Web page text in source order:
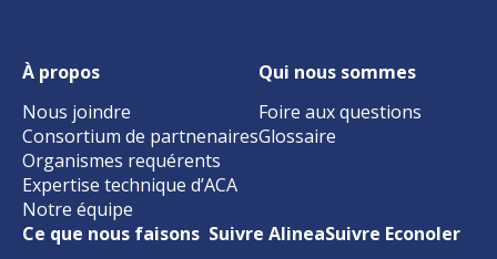
À propos
Nous joindre
Consortium de partnenaires
Organismes requérents
Expertise technique d’ACA
Notre équipe
Qui nous sommes
Foire aux questions
Glossaire
Ce que nous faisons Suivre AlineaSuivre Econoler